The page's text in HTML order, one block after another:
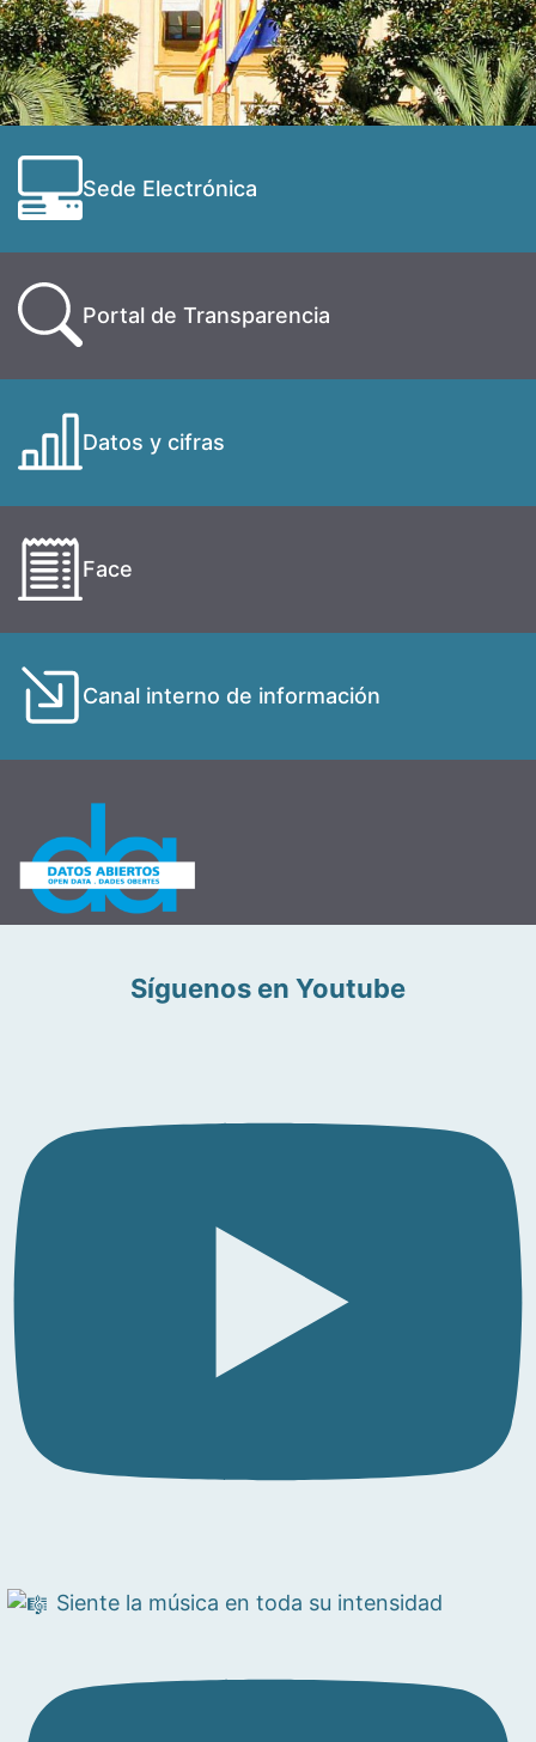
Sede Electrónica
Portal de Transparencia
Datos y cifras
Face
Canal interno de información
Síguenos en Youtube
Siente la música en toda su intensidad